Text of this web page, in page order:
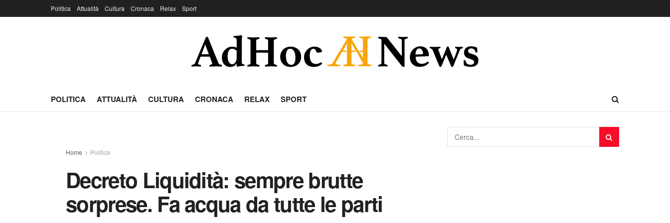
Politica Attualità Cultura Cronaca Relax Sport
POLITICA ATTUALITÀ CULTURA CRONACA RELAX SPORT
Home Politica
Decreto Liquidità: sempre brutte
sorprese. Fa acqua da tutte le parti